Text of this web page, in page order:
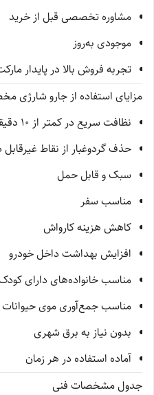
مشاوره تخصصی قبل از خرید
موجودی به‌روز
تجربه فروش بالا در پایدار
مزایای استفاده از جارو شارژی
نظافت سریع در کمتر از 10 دقیقه
حذف گردوغبار از نقاط
سبک و قابل حمل
مناسب سفر
کاهش هزینه کارواش
افزایش بهداشت داخل خودرو
مناسب خانواده‌های دارای
مناسب جمع‌آوری موی حیوانات
بدون نیاز به برق شهری
آماده استفاده در هر زمان
جدول مشخصات فنی